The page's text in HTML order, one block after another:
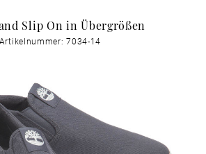
Slip On in Übergrößen
Artikelnummer: 7034-14